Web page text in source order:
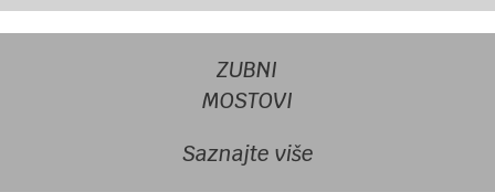
ZUBNI
MOSTOVI
Saznajte više